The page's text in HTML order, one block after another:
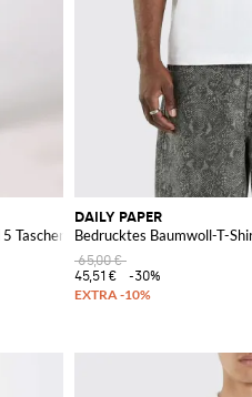
Taschen aus Stretch-Denim
DAILY PAPER
Bedrucktes Baumwoll-T-
65,00 €
45,51 €
-30%